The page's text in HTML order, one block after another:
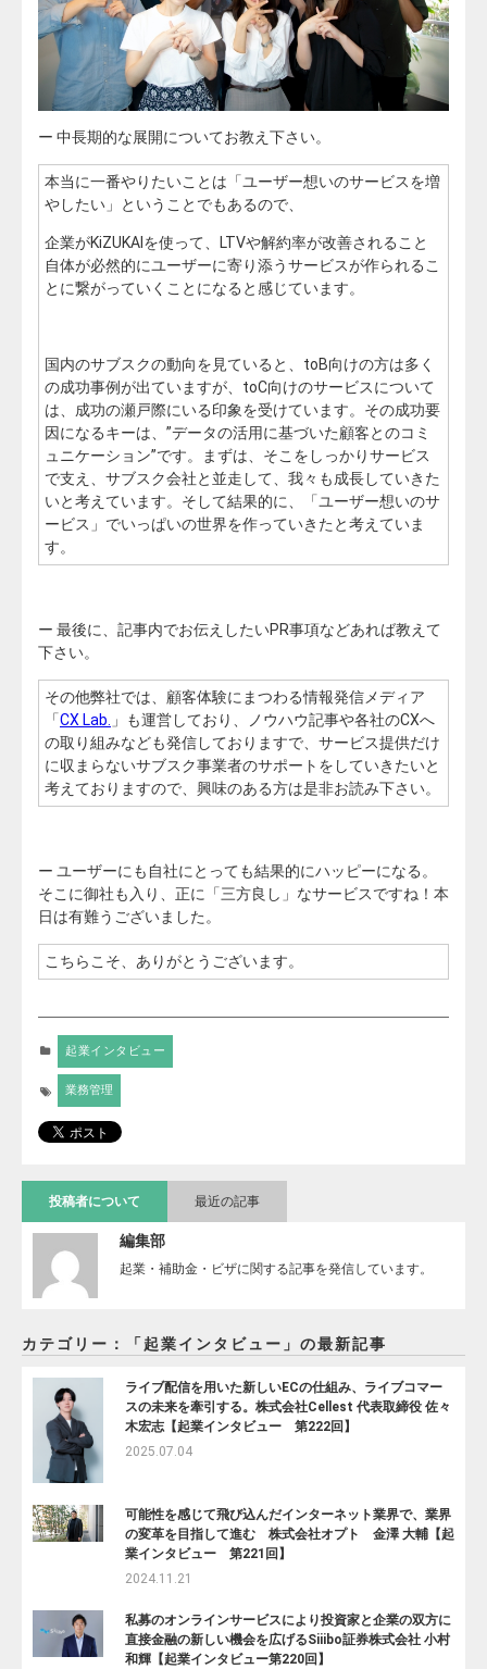
ー 中長期的な展開についてお教え下さい。
本当に一番やりたいことは「ユーザー想いのサービスを増
やしたい」ということでもあるので、
企業がKiZUKAIを使って、LTVや解約率が改善されること
自体が必然的にユーザーに寄り添うサービスが作られるこ
とに繋がっていくことになると感じています。
国内のサブスクの動向を見ていると、toB向けの方は多く
の成功事例が出ていますが、toC向けのサービスについて
は、成功の瀬戸際にいる印象を受けています。その成功要
因になるキーは、”データの活用に基づいた顧客とのコミ
ュニケーション”です。まずは、そこをしっかりサービス
で支え、サブスク会社と並走して、我々も成長していきた
いと考えています。そして結果的に、「ユーザー想いのサ
ービス」でいっぱいの世界を作っていきたと考えていま
す。
ー 最後に、記事内でお伝えしたいPR事項などあれば教えて
下さい。
その他弊社では、顧客体験にまつわる情報発信メディア
「CX Lab. 」も運営しており、ノウハウ記事や各社のCXへ
の取り組みなども発信しておりますで、サービス提供だけ
に収まらないサブスク事業者のサポートをしていきたいと
考えておりますので、興味のある方は是非お読み下さい。
ー ユーザーにも自社にとっても結果的にハッピーになる。
そこに御社も入り、正に「三方良し」なサービスですね！本
日は有難うございました。
こちらこそ、ありがとうございます。
起業インタビュー
業務管理
投稿者について 最近の記事
編集部
起業・補助金・ビザに関する記事を発信しています。
カテゴリー：「起業インタビュー」の最新記事
ライブ配信を用いた新しいECの仕組み、ライブコマー
スの未来を牽引する。株式会社Cellest 代表取締役 佐々
木宏志【起業インタビュー 第222回】
2025.07.04
可能性を感じて飛び込んだインターネット業界で、業界
の変革を目指して進む 株式会社オプト 金澤 大輔【起
業インタビュー 第221回】
2024.11.21
私募のオンラインサービスにより投資家と企業の双方に
直接金融の新しい機会を広げるSiiibo証券株式会社 小村
和輝【起業インタビュー第220回】